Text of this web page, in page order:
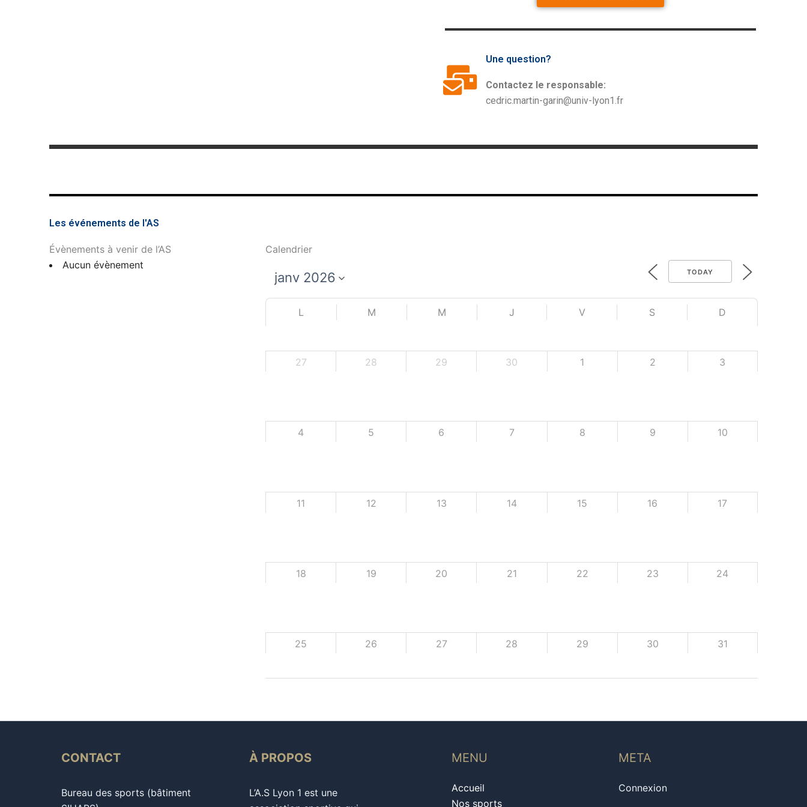
Une question?
Contactez le responsable:
cedric.martin-garin@univ-lyon1.fr
Les événements de l'AS
Évènements à venir de l’AS
Aucun évènement
Calendrier
TODAY
L M M J V S D
27 28 29 30 1 2 3
4 5 6 7 8 9 10
11 12 13 14 15 16 17
18 19 20 21 22 23 24
25 26 27 28 29 30 31
CONTACT
Bureau des sports (bâtiment
À PROPOS
L’A.S Lyon 1 est une
MENU
Accueil
Nos sports
META
Connexion